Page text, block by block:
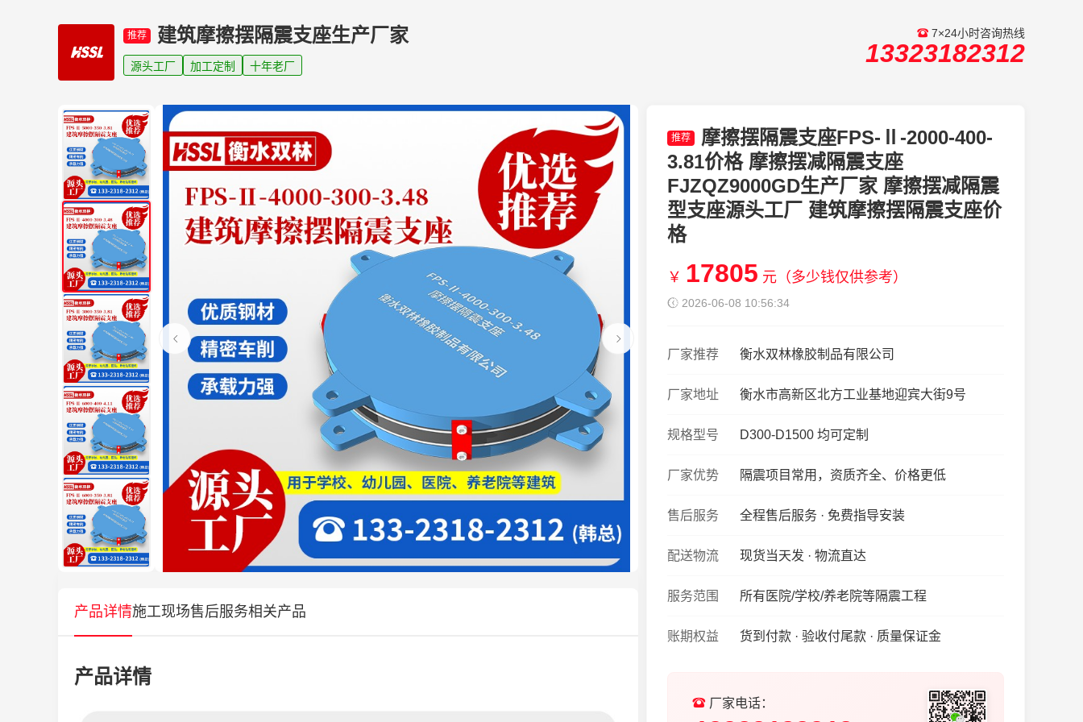
推荐 建筑摩擦摆隔震支座生产厂家
源头工厂 加工定制 十年老厂
7×24小时咨询热线
13323182312
推荐
摩擦摆隔震支座FPS-Ⅱ-2000-400-
3.81价格 摩擦摆减隔震支座
FJZQZ9000GD生产厂家 摩擦摆减隔震
型支座源头工厂 建筑摩擦摆隔震支座价
格
￥ 17805 元（多少钱仅供参考）
2026-06-08 10:56:34
厂家推荐 衡水双林橡胶制品有限公司
厂家地址 衡水市高新区北方工业基地迎宾大街9号
规格型号 D300-D1500 均可定制
厂家优势 隔震项目常用，资质齐全、价格更低
售后服务 全程售后服务 · 免费指导安装
配送物流 现货当天发 · 物流直达
服务范围 所有医院/学校/养老院等隔震工程
账期权益 货到付款 · 验收付尾款 · 质量保证金
厂家电话：
产品详情施工现场售后服务相关产品
产品详情